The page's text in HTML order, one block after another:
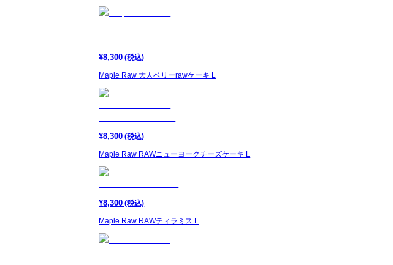
¥8,300 (税込)
Maple Raw 大人ベリーrawケーキ L
¥8,300 (税込)
Maple Raw RAWニューヨークチーズケーキ L
¥8,300 (税込)
Maple Raw RAWティラミス L